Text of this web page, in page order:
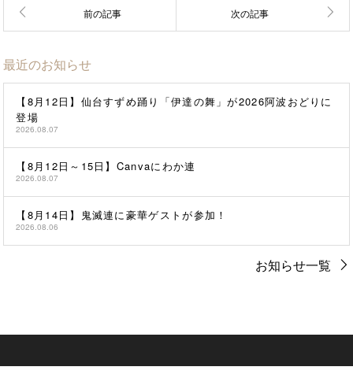
最近のお知らせ
【8月12日】仙台すずめ踊り「伊達の舞」が2026阿波おどりに
登場
2026.08.07
【8月12日～15日】Canvaにわか連
2026.08.07
【8月14日】鬼滅連に豪華ゲストが参加！
2026.08.06
お知らせ一覧